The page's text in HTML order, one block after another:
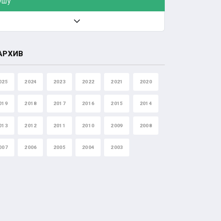
2024 2023 2022 2021 2020
2018 2017 2016 2015 2014
2012 2011 2010 2009 2008
2006 2005 2004 2003